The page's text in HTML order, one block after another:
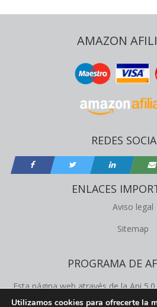
AMAZON
REDES
ENLACES
Aviso legal
Sitemap
PROGRAMA DE
Esta página web através de la Api
de Afiliados de Amazon Product
Utilizamos cookies para ofrecerte la